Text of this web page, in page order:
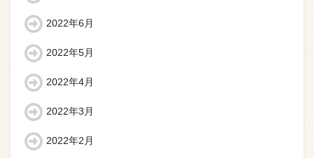
2022年6月
2022年5月
2022年4月
2022年3月
2022年2月